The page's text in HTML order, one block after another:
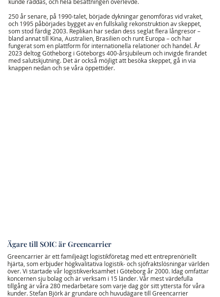
250 år senare, på 1990-talet, började dykningar genomföras vid vraket,
och 1995 påbörjades bygget av en fullskalig rekonstruktion av skeppet,
som stod färdig 2003. Replikan har sedan dess seglat flera långresor –
bland annat till Kina, Australien, Brasilien och runt Europa – och har
fungerat som en plattform för internationella relationer och handel. År
2023 deltog Götheborg i Göteborgs 400-årsjubileum och invigde firandet
med salutskjutning. Det är också möjligt att besöka skeppet, gå in via
knappen nedan och se våra öppettider.
Ägare till SOIC är Greencarrier
Greencarrier är ett familjeägt logistikföretag med ett entreprenöriellt
hjärta, som erbjuder högkvalitativa logistik- och sjöfraktslösningar världen
över. Vi startade vår logistikverksamhet i Göteborg år 2000. Idag omfattar
koncernen sju bolag och är verksam i 15 länder. Vår mest värdefulla
tillgång är våra 280 medarbetare som varje dag gör sitt yttersta för våra
kunder. Stefan Björk är grundare och huvudägare till Greencarrier